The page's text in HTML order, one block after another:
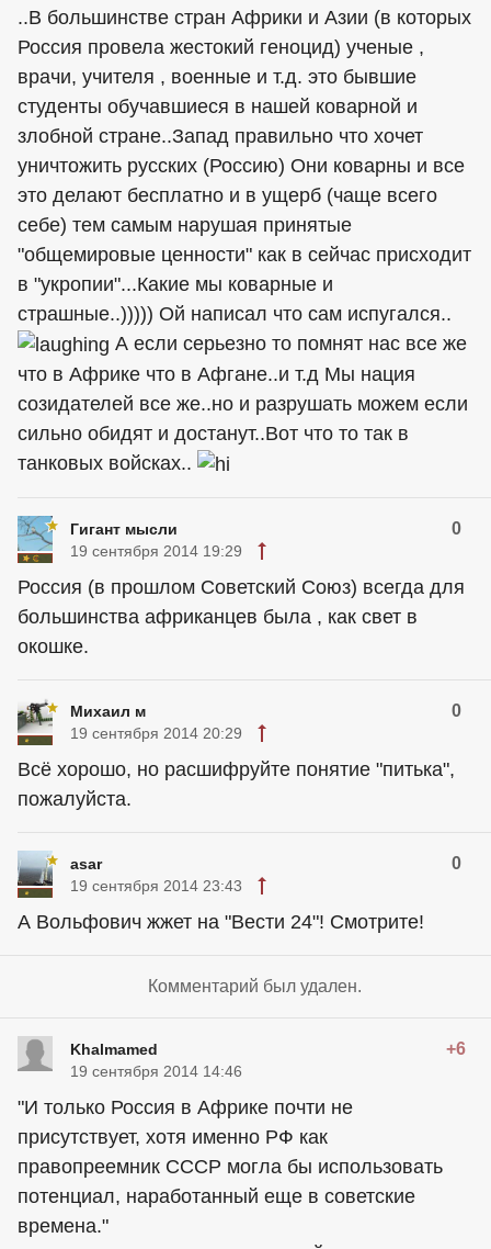
..В большинстве стран Африки и Азии (в которых
Россия провела жестокий геноцид) ученые ,
врачи, учителя , военные и т.д. это бывшие
студенты обучавшиеся в нашей коварной и
злобной стране..Запад правильно что хочет
уничтожить русских (Россию) Они коварны и все
это делают бесплатно и в ущерб (чаще всего
себе) тем самым нарушая принятые
"общемировые ценности" как в сейчас присходит
в "укропии"...Какие мы коварные и
страшные..))))) Ой написал что сам испугался..
А если серьезно то помнят нас все же
что в Африке что в Афгане..и т.д Мы нация
созидателей все же..но и разрушать можем если
сильно обидят и достанут..Вот что то так в
танковых войсках..
Гигант мысли 0
19 сентября 2014 19:29
Россия (в прошлом Советский Союз) всегда для
большинства африканцев была , как свет в
окошке.
Михаил м 0
19 сентября 2014 20:29
Всё хорошо, но расшифруйте понятие "питька",
пожалуйста.
asar 0
19 сентября 2014 23:43
А Вольфович жжет на "Вести 24"! Смотрите!
Комментарий был удален.
Khalmamed +6
19 сентября 2014 14:46
"И только Россия в Африке почти не
присутствует, хотя именно РФ как
правопреемник СССР могла бы использовать
потенциал, наработанный еще в советские
времена."